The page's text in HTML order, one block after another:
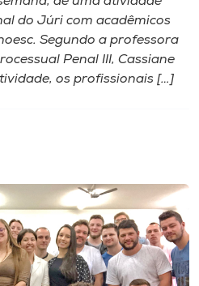
do Júri com acadêmicos
Segundo a professora
Penal III, Cassiane
os profissionais […]